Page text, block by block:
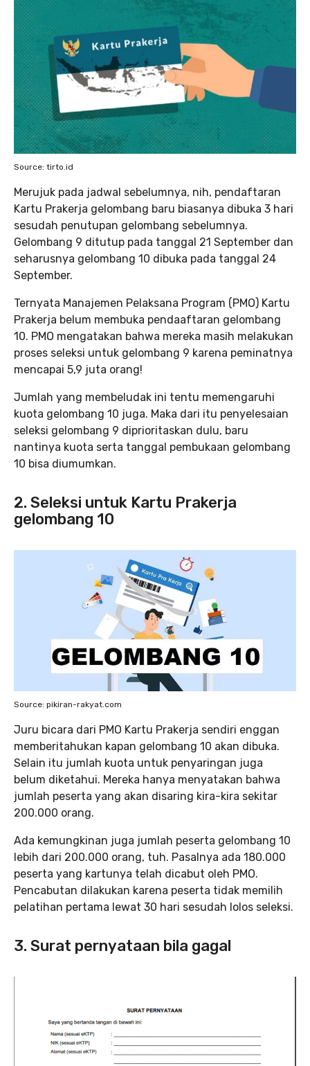
Source: tirto.id
Merujuk pada jadwal sebelumnya, nih, pendaftaran
Kartu Prakerja gelombang baru biasanya dibuka 3 hari
sesudah penutupan gelombang sebelumnya.
Gelombang 9 ditutup pada tanggal 21 September dan
seharusnya gelombang 10 dibuka pada tanggal 24
September.
Ternyata Manajemen Pelaksana Program (PMO) Kartu
Prakerja belum membuka pendaaftaran gelombang
10. PMO mengatakan bahwa mereka masih melakukan
proses seleksi untuk gelombang 9 karena peminatnya
mencapai 5,9 juta orang!
Jumlah yang membeludak ini tentu memengaruhi
kuota gelombang 10 juga. Maka dari itu penyelesaian
seleksi gelombang 9 diprioritaskan dulu, baru
nantinya kuota serta tanggal pembukaan gelombang
10 bisa diumumkan.
2. Seleksi untuk Kartu Prakerja
gelombang 10
Source: pikiran-rakyat.com
Juru bicara dari PMO Kartu Prakerja sendiri enggan
memberitahukan kapan gelombang 10 akan dibuka.
Selain itu jumlah kuota untuk penyaringan juga
belum diketahui. Mereka hanya menyatakan bahwa
jumlah peserta yang akan disaring kira-kira sekitar
200.000 orang.
Ada kemungkinan juga jumlah peserta gelombang 10
lebih dari 200.000 orang, tuh. Pasalnya ada 180.000
peserta yang kartunya telah dicabut oleh PMO.
Pencabutan dilakukan karena peserta tidak memilih
pelatihan pertama lewat 30 hari sesudah lolos seleksi.
3. Surat pernyataan bila gagal